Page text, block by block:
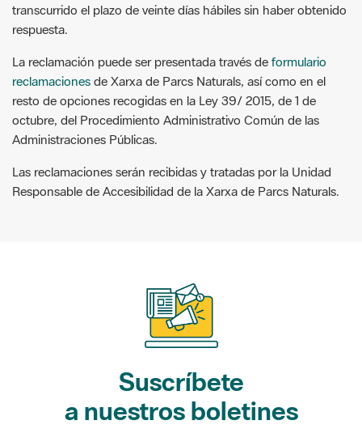
transcurrido el plazo de veinte días hábiles sin haber obtenido
respuesta.
La reclamación puede ser presentada través de formulario
reclamaciones de Xarxa de Parcs Naturals, así como en el
resto de opciones recogidas en la Ley 39/ 2015, de 1 de
octubre, del Procedimiento Administrativo Común de las
Administraciones Públicas.
Las reclamaciones serán recibidas y tratadas por la Unidad
Responsable de Accesibilidad de la Xarxa de Parcs Naturals.
Suscríbete
a nuestros boletines